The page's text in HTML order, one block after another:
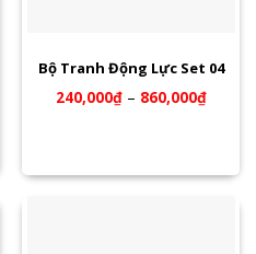
Bộ Tranh Động Lực Set 04
240,000₫– 860,000₫